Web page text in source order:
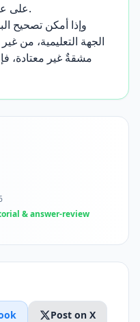
على عدم العودة إلى مثل ذلك مستقبلًا.
وإذا أمكن تصحيح
الجهة التعليمية، من
مشقةٌ غير معتادة،
& answer-review
Post on X